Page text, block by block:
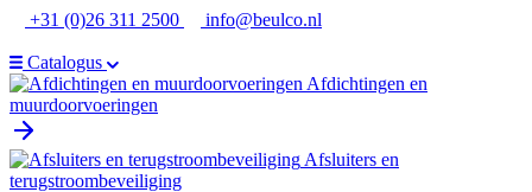
Ga
de
inhoud
+31 (0)26 311 2500 info@beulco.nl
Catalogus
Afdichtingen en
muurdoorvoeringen
Afsluiters en
terugstroombeveiliging